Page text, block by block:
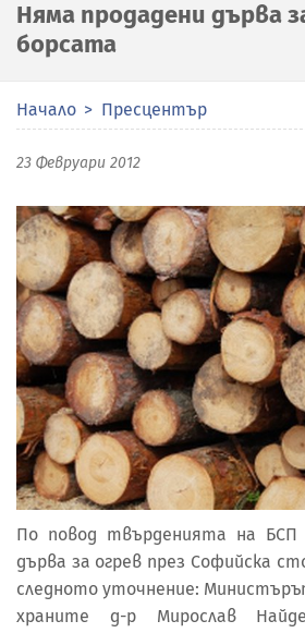
Няма продадени дърва
борсата
Начало Пресцентър
23 Февруари 2012
По повод твърденията на БСП
дърва за огрев през Софийска
следното уточнение:
храните д-р Мирослав